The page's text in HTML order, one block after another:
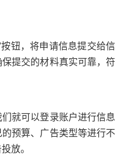
钮，将申请信息提交给信
提交的材料真实可靠，符
就可以登录账户进行信息
预算、广告类型等进行不
放。